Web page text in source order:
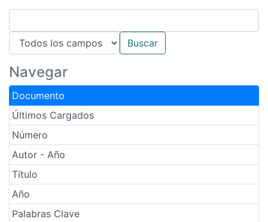
Navegar
Documento
Últimos Cargados
Número
Autor - Año
Título
Año
Palabras Clave